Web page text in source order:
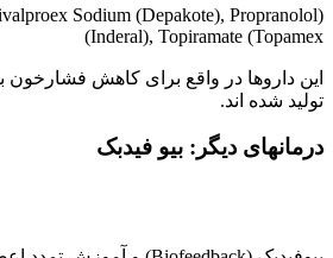
Sodium (Depakote), Propranolol
(Inderal), Topiramate (Topamex
این داروها در واقع برای کاهش فشارخون
تولید شده اند.
درمانهای دیگر : بیو فیدبک